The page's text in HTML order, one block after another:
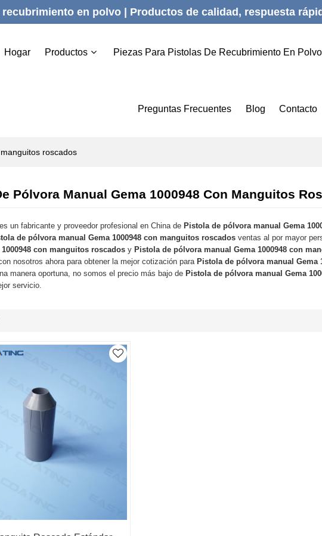
en polvo | Productos de calidad, respuesta
Hogar Productos Piezas Para Pistolas De Recubrimiento En Polvo
Preguntas Frecuentes Blog Contacto
roscados
Pólvora Manual Gema 1000948 Con Manguitos
es un fabricante y proveedor profesional en China de Pistola de pólvora manual Gema
de pólvora manual Gema 1000948 con manguitos roscados ventas al por mayor
con manguitos roscados y Pistola de pólvora manual Gema 1000948 con
nosotros ahora para obtener la mejor cotización para Pistola de pólvora manual Gema
manera oportuna, no somos el precio más bajo de Pistola de pólvora manual Gema
servicio.